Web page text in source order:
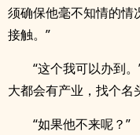
须确保他毫不知情的情
接触。”
“这个我可以办到
大都会有产业，找个名
“如果他不来呢？”